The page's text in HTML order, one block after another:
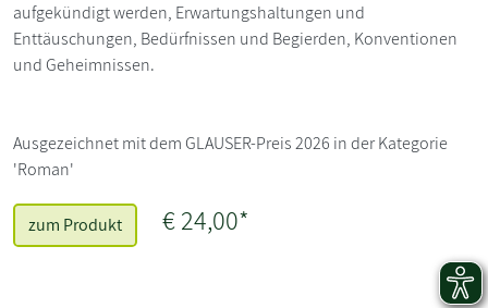
aufgekündigt werden, Erwartungshaltungen und
Enttäuschungen, Bedürfnissen und Begierden, Konventionen
und Geheimnissen.
Ausgezeichnet mit dem GLAUSER-Preis 2026 in der Kategorie
'Roman'
zum Produkt € 24,00*